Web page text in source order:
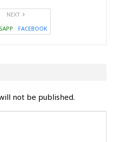
NEXT
FACEBOOK
not be published.